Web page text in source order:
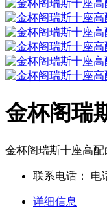
金杯阁瑞
金杯阁瑞斯十座高配
联系电话： 电
详细信息